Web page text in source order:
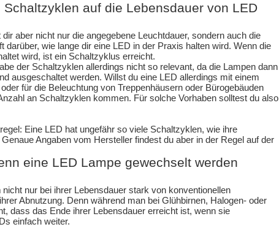
auf die Lebensdauer von LED
aber nicht nur die angegebene Leuchtdauer, sondern auch die
darüber, wie lange dir eine LED in der Praxis halten wird. Wenn die
wird, ist ein Schaltzyklus erreicht.
der Schaltzyklen allerdings nicht so relevant, da die Lampen dann
ausgeschaltet werden. Willst du eine LED allerdings mit einem
für die Beleuchtung von Treppenhäusern oder Bürogebäuden
an Schaltzyklen kommen. Für solche Vorhaben solltest du also
Eine LED hat ungefähr so viele Schaltzyklen, wie ihre
Angaben vom Hersteller findest du aber in der Regel auf der
eine LED Lampe gewechselt werden
nur bei ihrer Lebensdauer stark von konventionellen
Abnutzung. Denn während man bei Glühbirnen, Halogen- oder
dass das Ende ihrer Lebensdauer erreicht ist, wenn sie
einfach weiter.